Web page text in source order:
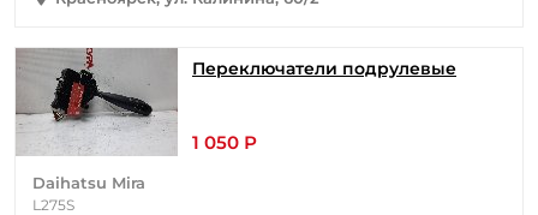
Переключатели подрулевые
1 050 Р
Daihatsu Mira
L275S